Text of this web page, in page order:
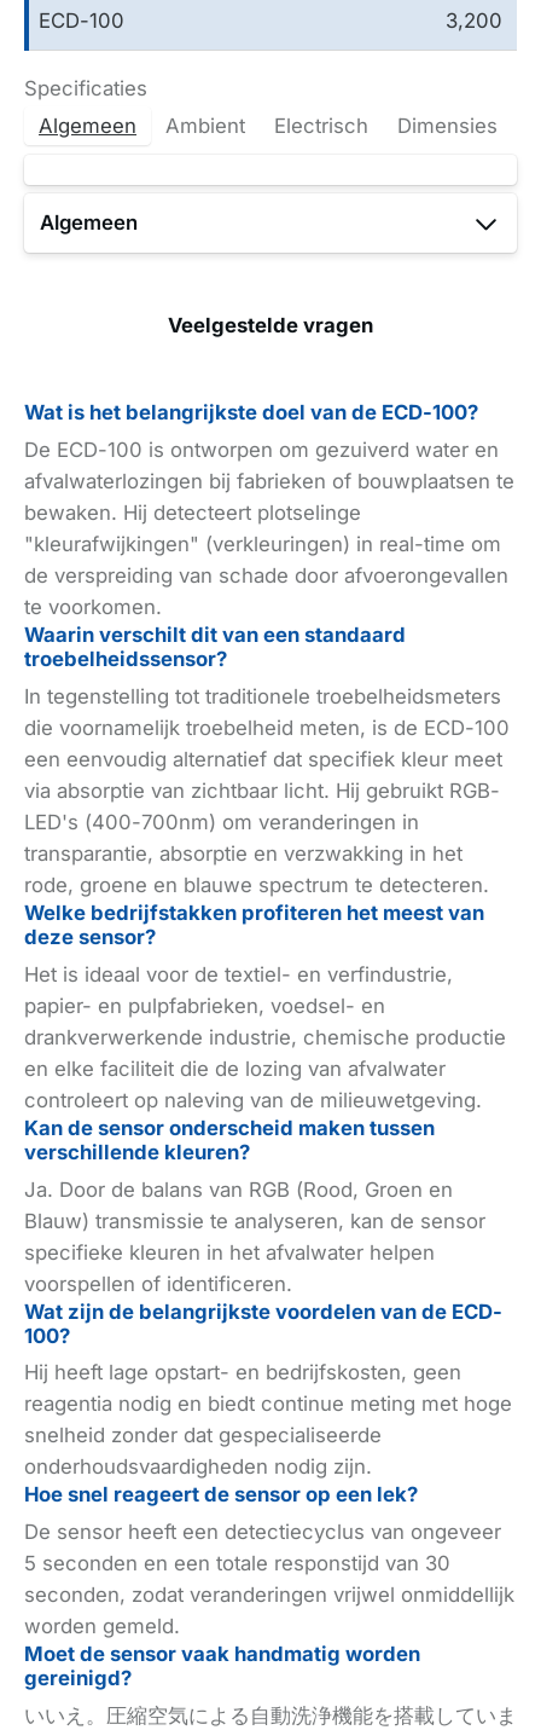
ECD-100 3,200
Specificaties
Algemeen
Ambient Electrisch Dimensies
Algemeen
Modelnummer
ECD-
100
Technologie
Zichtbaar
licht
absorptiefotometrie
Veelgestelde vragen
Wat is het belangrijkste doel van de ECD-100?
De ECD-100 is ontworpen om gezuiverd water en
afvalwaterlozingen bij fabrieken of bouwplaatsen te
bewaken. Hij detecteert plotselinge
"kleurafwijkingen" (verkleuringen) in real-time om
de verspreiding van schade door afvoerongevallen
te voorkomen.
Waarin verschilt dit van een standaard
troebelheidssensor?
In tegenstelling tot traditionele troebelheidsmeters
die voornamelijk troebelheid meten, is de ECD-100
een eenvoudig alternatief dat specifiek kleur meet
via absorptie van zichtbaar licht. Hij gebruikt RGB-
LED's (400-700nm) om veranderingen in
transparantie, absorptie en verzwakking in het
rode, groene en blauwe spectrum te detecteren.
Welke bedrijfstakken profiteren het meest van
deze sensor?
Het is ideaal voor de textiel- en verfindustrie,
papier- en pulpfabrieken, voedsel- en
drankverwerkende industrie, chemische productie
en elke faciliteit die de lozing van afvalwater
controleert op naleving van de milieuwetgeving.
Kan de sensor onderscheid maken tussen
verschillende kleuren?
Ja. Door de balans van RGB (Rood, Groen en
Blauw) transmissie te analyseren, kan de sensor
specifieke kleuren in het afvalwater helpen
voorspellen of identificeren.
Wat zijn de belangrijkste voordelen van de ECD-
100?
Hij heeft lage opstart- en bedrijfskosten, geen
reagentia nodig en biedt continue meting met hoge
snelheid zonder dat gespecialiseerde
onderhoudsvaardigheden nodig zijn.
Hoe snel reageert de sensor op een lek?
De sensor heeft een detectiecyclus van ongeveer
5 seconden en een totale responstijd van 30
seconden, zodat veranderingen vrijwel onmiddellijk
worden gemeld.
Moet de sensor vaak handmatig worden
gereinigd?
いいえ。圧縮空気による自動洗浄機能を搭載していま